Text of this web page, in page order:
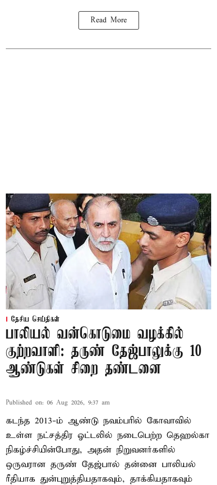
Read More
தேசிய செய்திகள்
பாலியல் வன்கொடுமை வழக்கில்
குற்றவாளி: தருண் தேஜ்பாலுக்கு 10
ஆண்டுகள் சிறை தண்டனை
Published on: 06 Aug 2026, 9:37 am
கடந்த 2013-ம் ஆண்டு நவம்பரில் கோவாவில்
உள்ள நட்சத்திர ஓட்டலில் நடைபெற்ற தெஹல்கா
நிகழ்ச்சியின்போது, அதன் நிறுவனர்களில்
ஒருவரான தருண் தேஜ்பால் தன்னை பாலியல்
ரீதியாக துன்புறுத்தியதாகவும், தாக்கியதாகவும்